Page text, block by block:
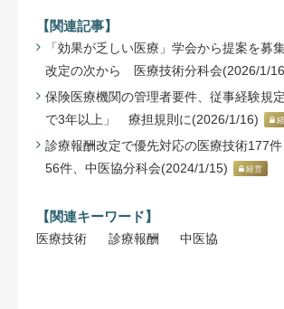
【関連記事】
「効果が乏しい医療」学会から提案を募
改定の次から 医療技術分科会(2026/1/
保険医療機関の管理者要件、従事経験規
で3年以上」 療担規則に(2026/1/16)
診療報酬改定で優先対応の医療技術177
56件、中医協分科会(2024/1/15)
経営
【関連キーワード】
医療技術 診療報酬 中医協